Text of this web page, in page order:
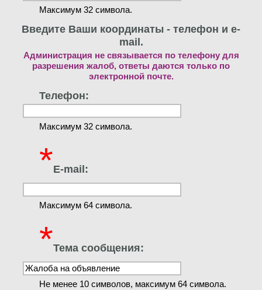
Максимум 32 символа.
Введите Ваши координаты - телефон и e-
mail.
Администрация не связывается по телефону для
разрешения жалоб, ответы даются только по
электронной почте.
Телефон:
Максимум 32 символа.
*E-mail:
Максимум 64 символа.
*Тема сообщения:
Не менее 10 символов, максимум 64 символа.